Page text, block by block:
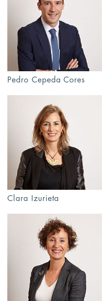
Pedro Cepeda Cores
Clara Izurieta